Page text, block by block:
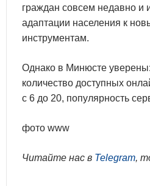
граждан совсем недавно и
адаптации населения к
инструментам.
Однако в Минюсте уверены:
количество доступных
с 6 до 20, популярность
фото www
Читайте нас в Telegram,